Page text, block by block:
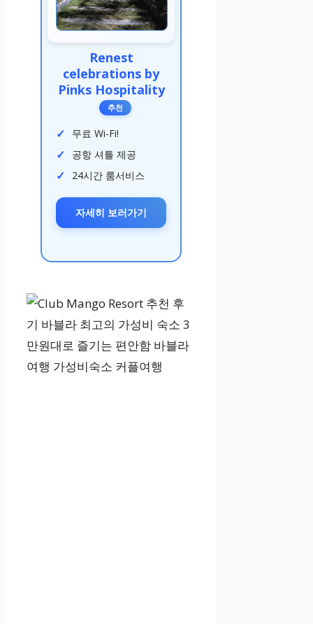
Renest
celebrations by
Pinks Hospitality
추천
무료 Wi-Fi!
공항 셔틀 제공
24시간 룸서비스
자세히 보러가기